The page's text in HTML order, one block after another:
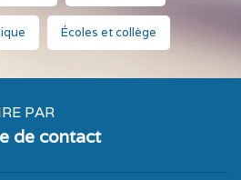
Écoles et collège
PAR
de contact